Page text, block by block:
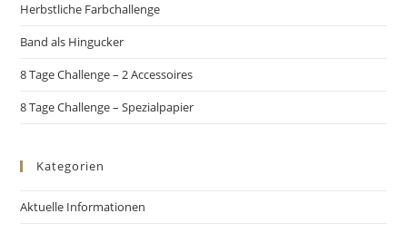
Herbstliche Farbchallenge
Band als Hingucker
8 Tage Challenge – 2 Accessoires
8 Tage Challenge – Spezialpapier
Kategorien
Aktuelle Informationen